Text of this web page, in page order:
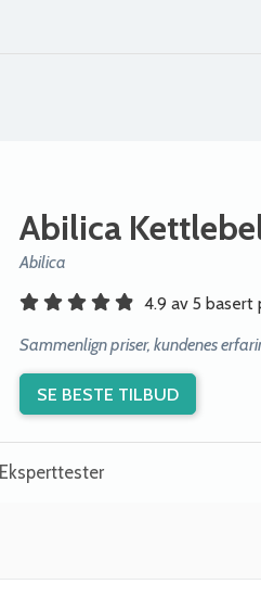
Abilica
Abilica
4.9 av 5 basert
Sammenlign priser, kundenes
SE BESTE TILBUD
Eksperttester